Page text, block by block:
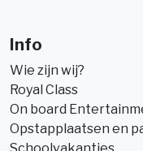
Info
Wie zijn wij?
Royal Class
On board
Opstapplaatsen en